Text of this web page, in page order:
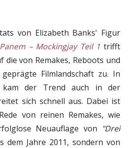
von Elizabeth Banks' Figur
– Mockingjay Teil 1 trifft
die von Remakes, Reboots und
Filmlandschaft zu. In
kam der Trend auch in der
sich schnell aus. Dabei ist
von reinen Remakes, wie
Neuauflage von "Drei
dem Jahre 2011, sondern von